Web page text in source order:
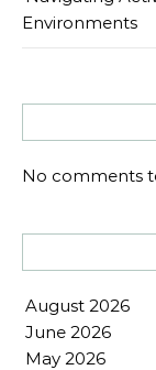
Environments
No comments
August 2026
June 2026
May 2026